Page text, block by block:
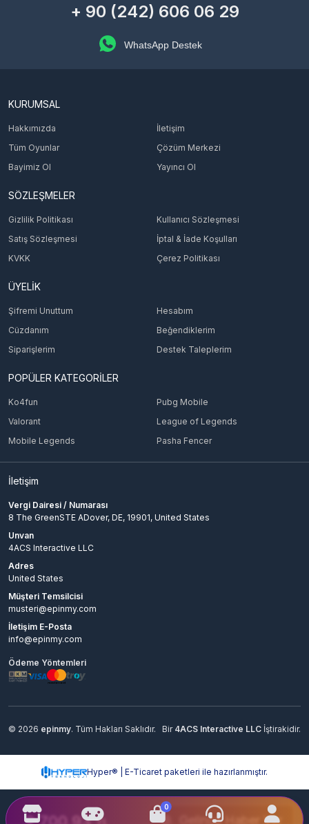
Gelince Haber Ver
0
+ 90 (242) 606 06 29
WhatsApp Destek
KURUMSAL
Hakkımızda
İletişim
Tüm Oyunlar
Çözüm Merkezi
Bayimiz Ol
Yayıncı Ol
SÖZLEŞMELER
Gizlilik Politikası
Kullanıcı Sözleşmesi
Satış Sözleşmesi
İptal & İade Koşulları
KVKK
Çerez Politikası
ÜYELİK
Şifremi Unuttum
Hesabım
Cüzdanım
Beğendiklerim
Siparişlerim
Destek Taleplerim
POPÜLER KATEGORİLER
Ko4fun
Pubg Mobile
Valorant
League of Legends
Mobile Legends
Pasha Fencer
İletişim
Vergi Dairesi / Numarası
8 The GreenSTE ADover, DE, 19901, United States
Unvan
4ACS Interactive LLC
Adres
United States
Müşteri Temsilcisi
musteri@epinmy.com
İletişim E-Posta
info@epinmy.com
Ödeme Yöntemleri
© 2026 epinmy. Tüm Hakları Saklıdır. Bir 4ACS Interactive LLC İştirakidir.
Hyper® | E-Ticaret paketleri ile hazırlanmıştır.